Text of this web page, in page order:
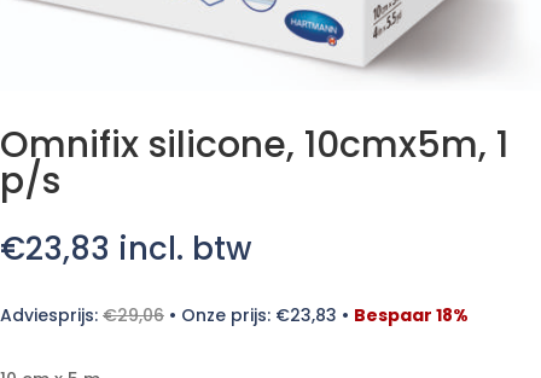
Omnifix silicone, 10cmx5m, 1
p/s
€23,83 incl. btw
Adviesprijs: €29,06 • Onze prijs: €23,83 • Bespaar 18%